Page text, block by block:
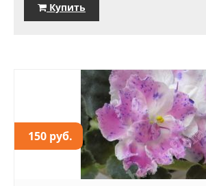
Купить
150 руб.